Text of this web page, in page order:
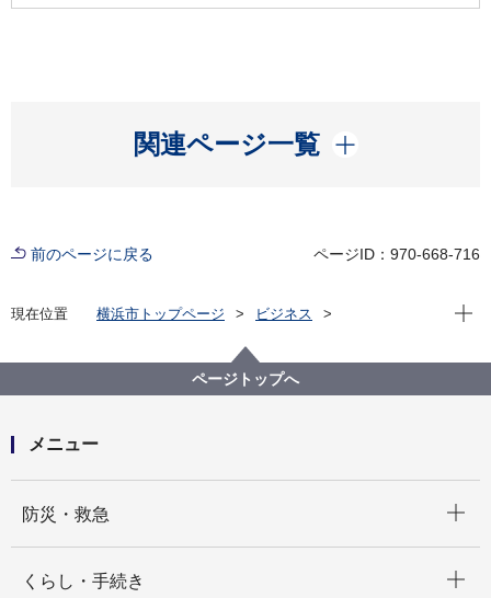
関連ページ一覧
開く
前のページに戻る ページID：970-668-716
現在位置 横浜市トップページ
ビジネス
地域連携推進会議について
現在
ページトップへ
メニュー
防災・救急
くらし・手続き